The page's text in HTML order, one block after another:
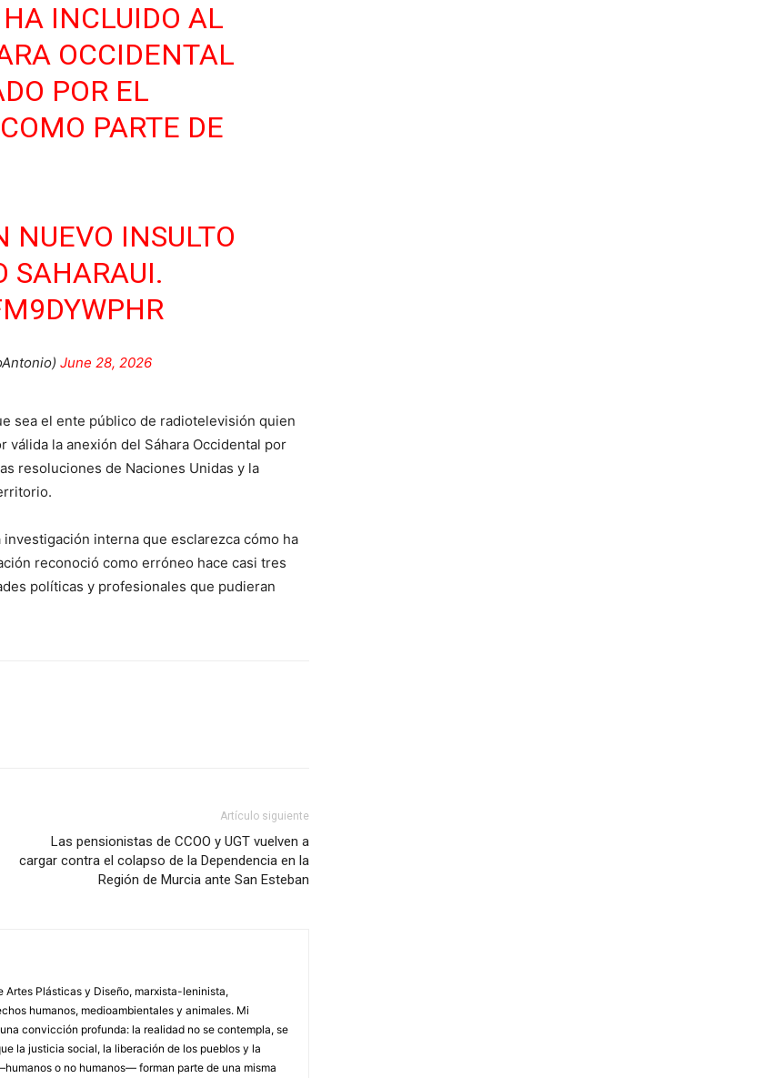
HA INCLUIDO AL
OCCIDENTAL
POR EL
PARTE DE
NUEVO INSULTO
SAHARAUI.
June 28, 2026
sea el ente público de radiotelevisión quien
la anexión del Sáhara Occidental por
resoluciones de Naciones Unidas y la
interna que esclarezca cómo ha
reconoció como erróneo hace casi tres
políticas y profesionales que pudieran
Artículo siguiente
Las pensionistas de CCOO y UGT vuelven a
cargar contra el colapso de la Dependencia en la
Región de Murcia ante San Esteban
Artes Plásticas y Diseño, marxista-leninista,
humanos, medioambientales y animales. Mi
convicción profunda: la realidad no se contempla, se
la justicia social, la liberación de los pueblos y la
o no humanos— forman parte de una misma